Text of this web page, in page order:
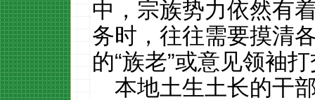
中，宗族势力依然有
务时，往往需要摸清
的“族老”或意见领袖
本地土生土长的干